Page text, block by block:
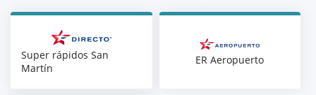
Super rápidos San
Martín
ER Aeropuerto